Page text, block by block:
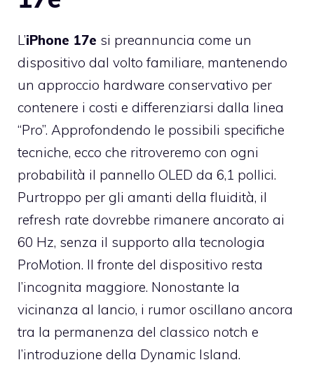
L’iPhone 17e si preannuncia come un
dispositivo dal volto familiare, mantenendo
un approccio hardware conservativo per
contenere i costi e differenziarsi dalla linea
“Pro”. Approfondendo le possibili specifiche
tecniche, ecco che ritroveremo con ogni
probabilità il pannello OLED da 6,1 pollici.
Purtroppo per gli amanti della fluidità, il
refresh rate dovrebbe rimanere ancorato ai
60 Hz, senza il supporto alla tecnologia
ProMotion. Il fronte del dispositivo resta
l’incognita maggiore. Nonostante la
vicinanza al lancio, i rumor oscillano ancora
tra la permanenza del classico notch e
l’introduzione della Dynamic Island.